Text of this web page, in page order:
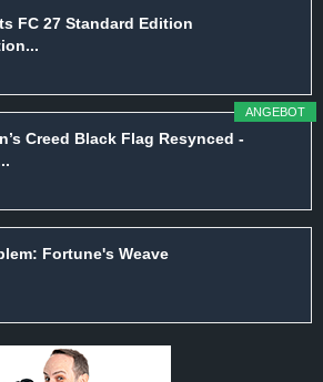
FC 27 Standard Edition
ANGEBOT
Creed Black Flag Resynced -
Fortune's Weave